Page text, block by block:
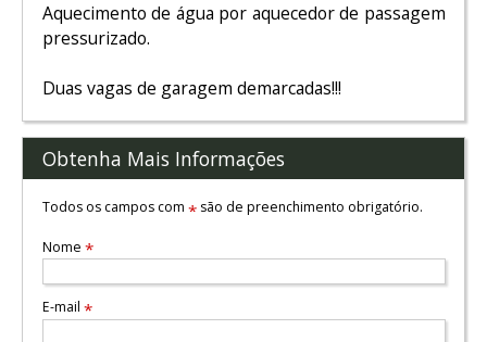
Aquecimento de água por aquecedor de passagem
pressurizado.
Duas vagas de garagem demarcadas!!!
Obtenha Mais Informações
Todos os campos com *são de preenchimento obrigatório.
Nome *
E-mail *